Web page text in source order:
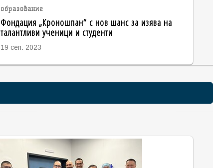
образование
Фондация „Кроношпан“ с нов шанс за изява на
талантливи ученици и студенти
19 сеп. 2023